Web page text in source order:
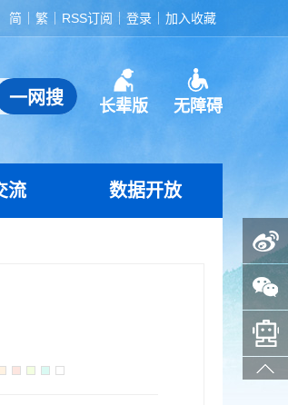
简 繁 RSS订阅 登录 加入收藏
长辈版 无障碍
流 数据开放